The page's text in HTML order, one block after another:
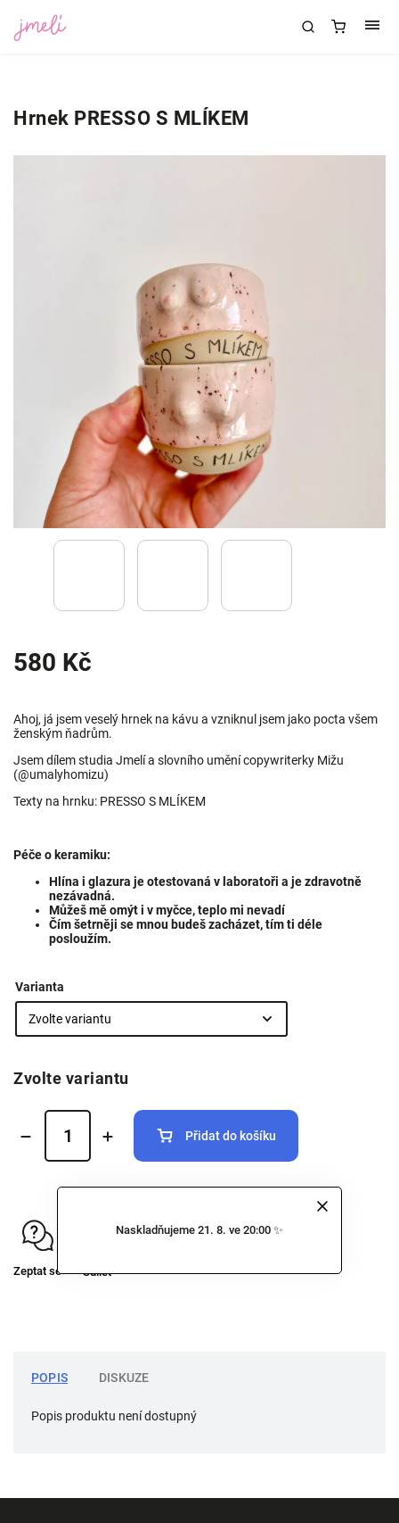
Naskladňujeme 21. 8. ve 20:00 ✨
Hrnek PRESSO S MLÍKEM
580 Kč
Ahoj, já jsem veselý hrnek na kávu a vzniknul jsem jako pocta všem
ženským ňadrům.
Jsem dílem studia Jmelí a slovního umění copywriterky Mižu
(@umalyhomizu)
Texty na hrnku: PRESSO S MLÍKEM
Péče o keramiku:
Hlína i glazura je otestovaná v laboratoři a je zdravotně
nezávadná.
Můžeš mě omýt i v myčce, teplo mi nevadí
Čím šetrněji se mnou budeš zacházet, tím ti déle
posloužím.
Varianta
Zvolte variantu
Přidat do košíku
Zeptat se Sdílet
POPIS DISKUZE
Popis produktu není dostupný